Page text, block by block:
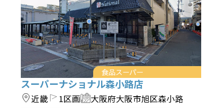
食品スーパー
スーパーナショナル森小路店
近畿 1区画 大阪府大阪市旭区森小路